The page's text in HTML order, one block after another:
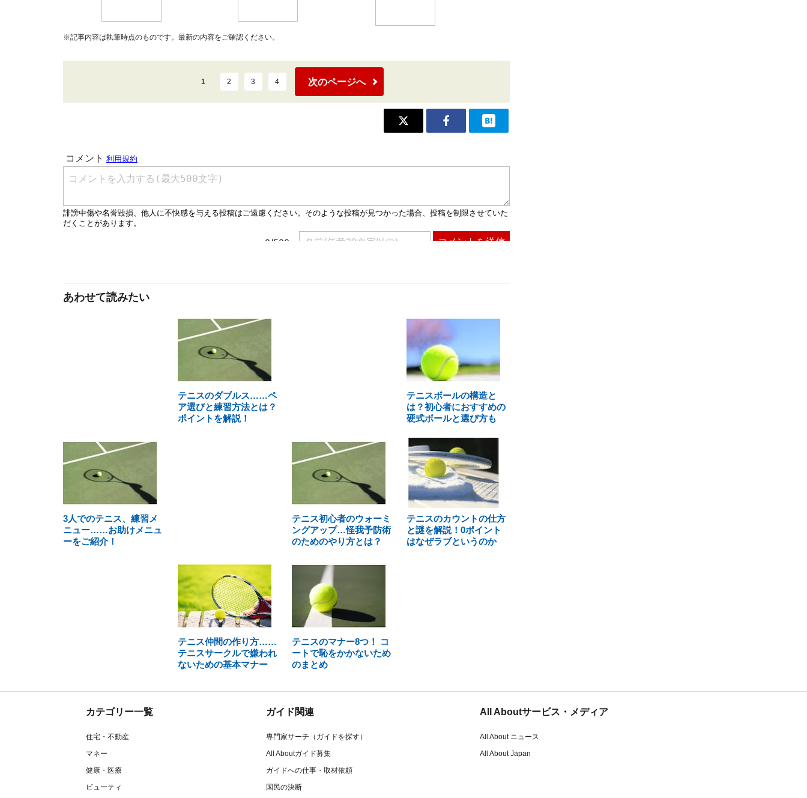
※記事内容は執筆時点のものです。最新の内容をご確認ください。
1 2 3 4 次のページへ
あわせて読みたい
テニスのダブルス……ペ
ア選びと練習方法とは？
ポイントを解説！
テニスボールの構造と
は？初心者におすすめの
硬式ボールと選び方も
3人でのテニス、練習メ
ニュー……お助けメニュ
ーをご紹介！
テニス初心者のウォーミ
ングアップ…怪我予防術
のためのやり方とは？
テニスのカウントの仕方
と謎を解説！0ポイント
はなぜラブというのか
テニス仲間の作り方……
テニスサークルで嫌われ
ないための基本マナー
テニスのマナー8つ！ コ
ートで恥をかかないため
のまとめ
カテゴリー一覧
住宅・不動産
マネー
健康・医療
ビューティ
ガイド関連
専門家サーチ（ガイドを探す）
All Aboutガイド募集
ガイドへの仕事・取材依頼
国民の決断
All Aboutサービス・メディア
All About ニュース
All About Japan